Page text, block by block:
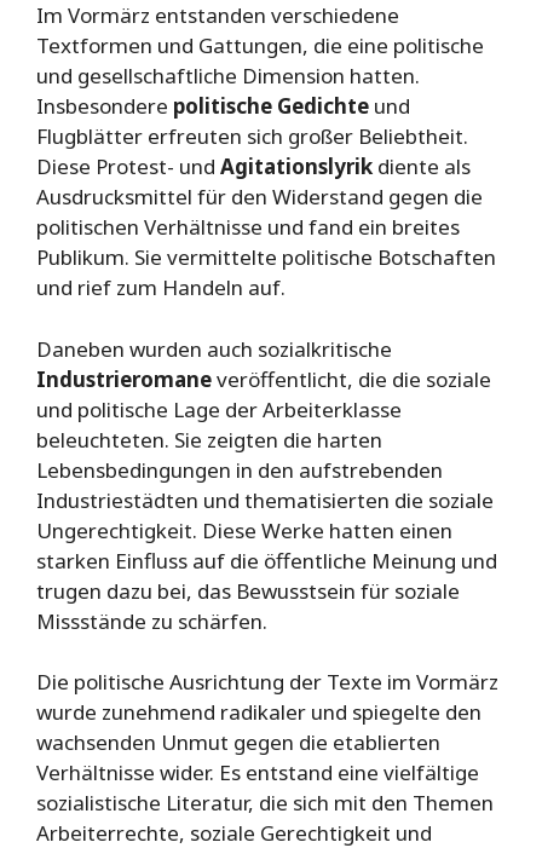
Im Vormärz entstanden verschiedene
Textformen und Gattungen, die eine politische
und gesellschaftliche Dimension hatten.
Insbesondere politische Gedichte und
Flugblätter erfreuten sich großer Beliebtheit.
Diese Protest- und Agitationslyrik diente als
Ausdrucksmittel für den Widerstand gegen die
politischen Verhältnisse und fand ein breites
Publikum. Sie vermittelte politische Botschaften
und rief zum Handeln auf.
Daneben wurden auch sozialkritische
Industrieromaneveröffentlicht, die die soziale
und politische Lage der Arbeiterklasse
beleuchteten. Sie zeigten die harten
Lebensbedingungen in den aufstrebenden
Industriestädten und thematisierten die soziale
Ungerechtigkeit. Diese Werke hatten einen
starken Einfluss auf die öffentliche Meinung und
trugen dazu bei, das Bewusstsein für soziale
Missstände zu schärfen.
Die politische Ausrichtung der Texte im Vormärz
wurde zunehmend radikaler und spiegelte den
wachsenden Unmut gegen die etablierten
Verhältnisse wider. Es entstand eine vielfältige
sozialistische Literatur, die sich mit den Themen
Arbeiterrechte, soziale Gerechtigkeit und